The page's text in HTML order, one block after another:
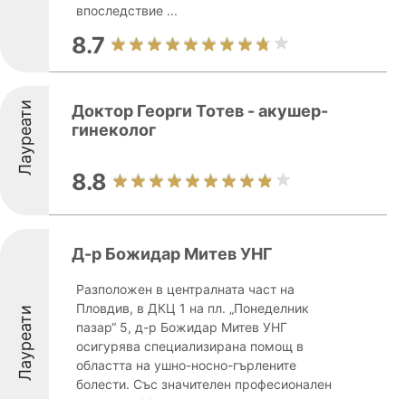
впоследствие ...
8.7
Лауреати
Доктор Георги Тотев - акушер-
гинеколог
8.8
Лауреати
Д-р Божидар Митев УНГ
Разположен в централната част на
Пловдив, в ДКЦ 1 на пл. „Понеделник
пазар“ 5, д-р Божидар Митев УНГ
осигурява специализирана помощ в
областта на ушно-носно-гърлените
болести. Със значителен професионален